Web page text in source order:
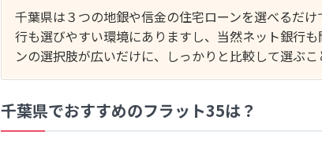
千葉県は３つの地銀や信金の住宅ローンを選べるだ
行も選びやすい環境にありますし、当然ネット銀行
ンの選択肢が広いだけに、しっかりと比較して選ぶこ
千葉県でおすすめのフラット35は？